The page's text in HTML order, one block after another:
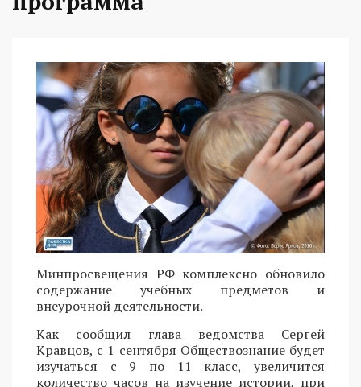
Минпросвещения РФ комплексно обновило
содержание учебных предметов и
внеурочной деятельности.
Как сообщил глава ведомства Сергей
Кравцов, с 1 сентября Обществознание будет
изучаться с 9 по 11 класс, увеличится
количество часов на изучение истории, при